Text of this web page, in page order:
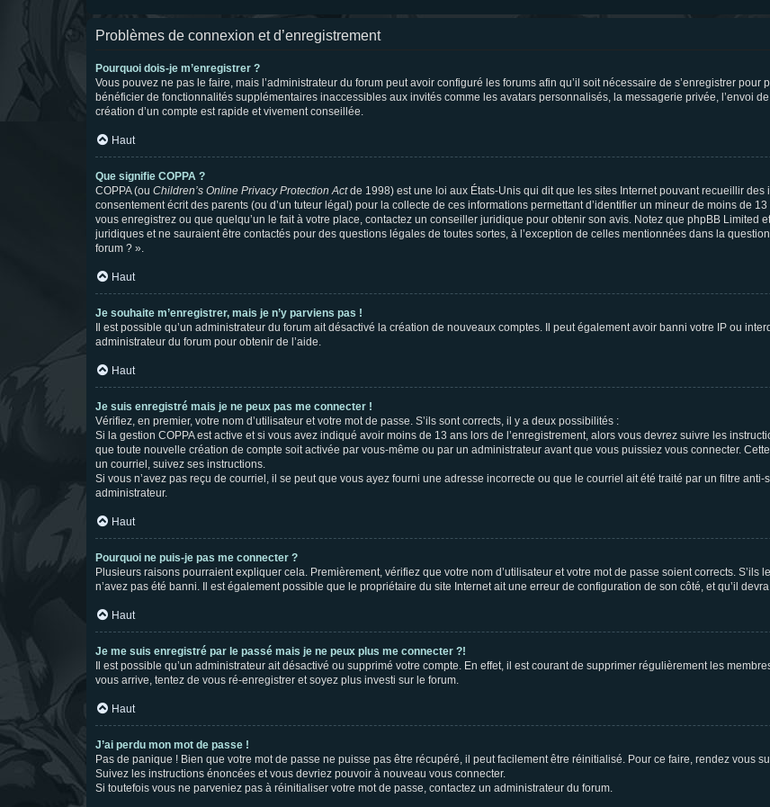
Problèmes de connexion et d’enregistrement
Pourquoi dois-je m’enregistrer ?
Vous pouvez ne pas le faire, mais l’administrateur du forum peut avoir configuré les forums afin qu’il soit nécessaire de s’enregistrer
bénéficier de fonctionnalités supplémentaires inaccessibles aux invités comme les avatars personnalisés, la messagerie privée, l’envoi
création d’un compte est rapide et vivement conseillée.
Haut
Que signifie COPPA ?
COPPA (ou Children’s Online Privacy Protection Actde 1998) est une loi aux États-Unis qui dit que les sites Internet pouvant recueillir
consentement écrit des parents (ou d’un tuteur légal) pour la collecte de ces informations permettant d’identifier un mineur de moins de
vous enregistrez ou que quelqu’un le fait à votre place, contactez un conseiller juridique pour obtenir son avis. Notez que phpBB Limited
juridiques et ne sauraient être contactés pour des questions légales de toutes sortes, à l’exception de celles mentionnées dans la
forum ? ».
Haut
Je souhaite m’enregistrer, mais je n’y parviens pas !
Il est possible qu’un administrateur du forum ait désactivé la création de nouveaux comptes. Il peut également avoir banni votre IP ou
administrateur du forum pour obtenir de l’aide.
Haut
Je suis enregistré mais je ne peux pas me connecter !
Vérifiez, en premier, votre nom d’utilisateur et votre mot de passe. S’ils sont corrects, il y a deux possibilités :
Si la gestion COPPA est active et si vous avez indiqué avoir moins de 13 ans lors de l’enregistrement, alors vous devrez suivre les
que toute nouvelle création de compte soit activée par vous-même ou par un administrateur avant que vous puissiez vous connecter.
un courriel, suivez ses instructions.
Si vous n’avez pas reçu de courriel, il se peut que vous ayez fourni une adresse incorrecte ou que le courriel ait été traité par un filtre
administrateur.
Haut
Pourquoi ne puis-je pas me connecter ?
Plusieurs raisons pourraient expliquer cela. Premièrement, vérifiez que votre nom d’utilisateur et votre mot de passe soient corrects.
n’avez pas été banni. Il est également possible que le propriétaire du site Internet ait une erreur de configuration de son côté, et qu’il
Haut
Je me suis enregistré par le passé mais je ne peux plus me connecter ?!
Il est possible qu’un administrateur ait désactivé ou supprimé votre compte. En effet, il est courant de supprimer régulièrement les
vous arrive, tentez de vous ré-enregistrer et soyez plus investi sur le forum.
Haut
J’ai perdu mon mot de passe !
Pas de panique ! Bien que votre mot de passe ne puisse pas être récupéré, il peut facilement être réinitialisé. Pour ce faire, rendez vous
Suivez les instructions énoncées et vous devriez pouvoir à nouveau vous connecter.
Si toutefois vous ne parveniez pas à réinitialiser votre mot de passe, contactez un administrateur du forum.